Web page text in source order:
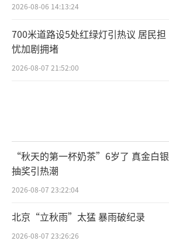
2026-08-06 14:13:24
700米道路设5处红绿灯引热议 居民担
忧加剧拥堵
2026-08-07 21:52:00
“秋天的第一杯奶茶”6岁了 真金白银
抽奖引热潮
2026-08-07 23:22:04
北京“立秋雨”太猛 暴雨破纪录
2026-08-07 23:26:26